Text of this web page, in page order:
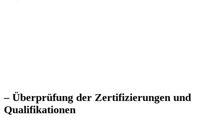
– Überprüfung der Zertifizierungen und
Qualifikationen